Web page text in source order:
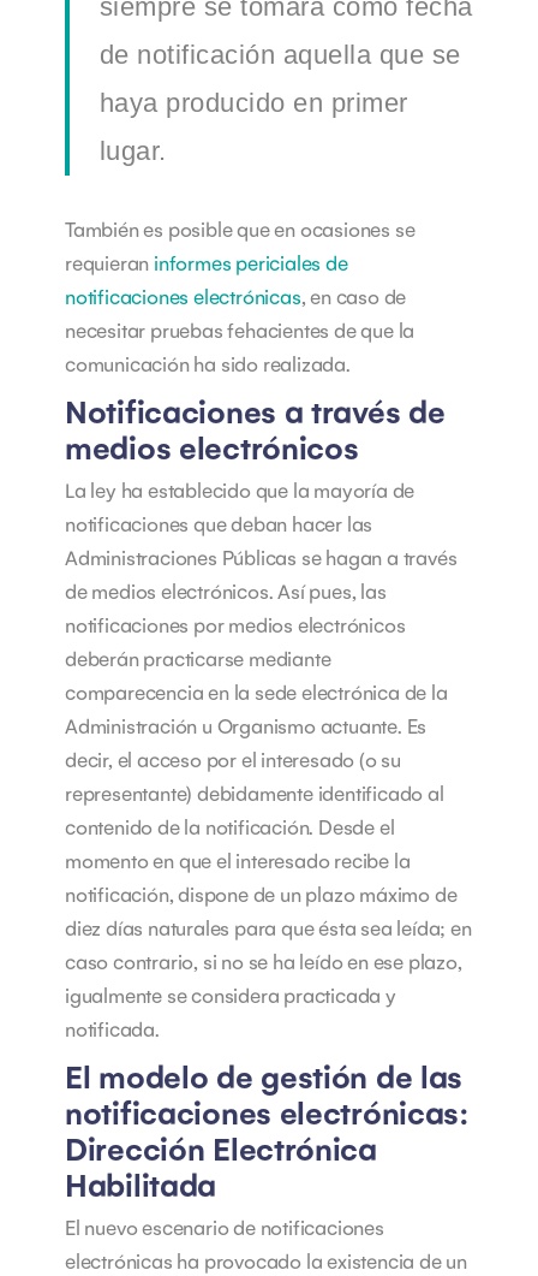
siempre se tomará como fecha
de notificación aquella que se
haya producido en primer
lugar.
También es posible que en ocasiones se
requieran informes periciales de
notificaciones electrónicas, en caso de
necesitar pruebas fehacientes de que la
comunicación ha sido realizada.
Notificaciones a través de
medios electrónicos
La ley ha establecido que la mayoría de
notificaciones que deban hacer las
Administraciones Públicas se hagan a través
de medios electrónicos. Así pues, las
notificaciones por medios electrónicos
deberán practicarse mediante
comparecencia en la sede electrónica de la
Administración u Organismo actuante. Es
decir, el acceso por el interesado (o su
representante) debidamente identificado al
contenido de la notificación. Desde el
momento en que el interesado recibe la
notificación, dispone de un plazo máximo de
diez días naturales para que ésta sea leída; en
caso contrario, si no se ha leído en ese plazo,
igualmente se considera practicada y
notificada.
El modelo de gestión de las
notificaciones electrónicas:
Dirección Electrónica
Habilitada
El nuevo escenario de notificaciones
electrónicas ha provocado la existencia de un